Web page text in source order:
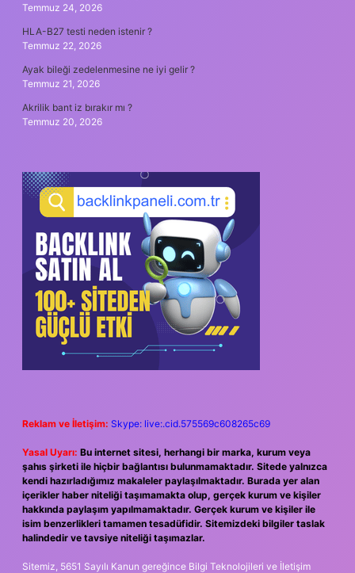
Temmuz 24, 2026
HLA-B27 testi neden istenir ?
Temmuz 22, 2026
Ayak bileği zedelenmesine ne iyi gelir ?
Temmuz 21, 2026
Akrilik bant iz bırakır mı ?
Temmuz 20, 2026
Reklam ve İletişim: Skype: live:.cid.575569c608265c69
Yasal Uyarı: Bu internet sitesi, herhangi bir marka, kurum veya
şahıs şirketi ile hiçbir bağlantısı bulunmamaktadır. Sitede yalnızca
kendi hazırladığımız makaleler paylaşılmaktadır. Burada yer alan
içerikler haber niteliği taşımamakta olup, gerçek kurum ve kişiler
hakkında paylaşım yapılmamaktadır. Gerçek kurum ve kişiler ile
isim benzerlikleri tamamen tesadüfidir. Sitemizdeki bilgiler taslak
halindedir ve tavsiye niteliği taşımazlar.
Sitemiz, 5651 Sayılı Kanun gereğince Bilgi Teknolojileri ve İletişim